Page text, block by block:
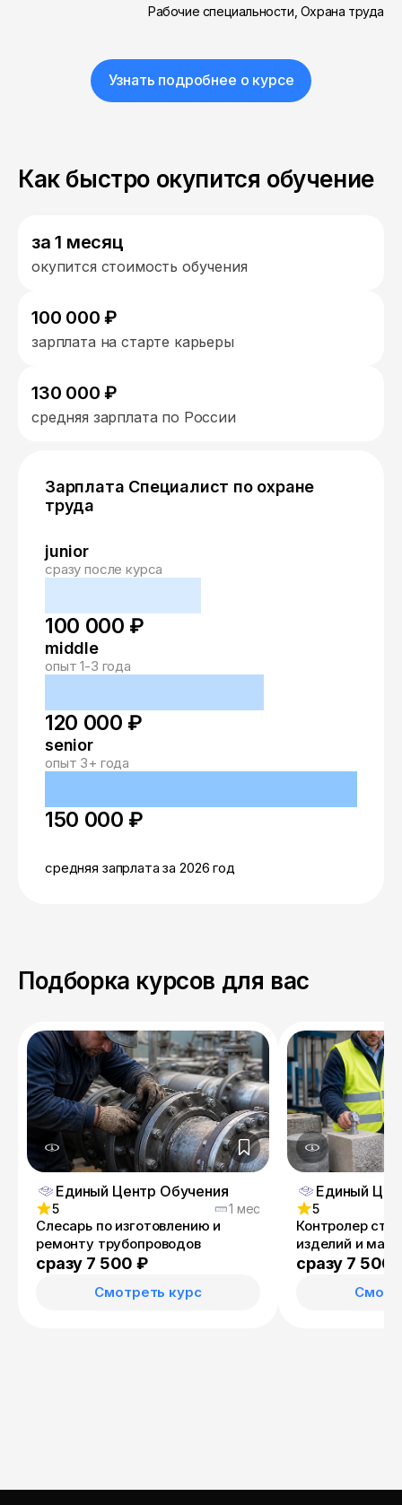
Рабочие специальности, Охрана труда
Узнать подробнее о курсе
Как быстро окупится обучение
за 1 месяц
окупится стоимость обучения
100 000 ₽
зарплата на старте карьеры
130 000 ₽
средняя зарплата по России
Зарплата Специалист по охране
труда
junior
сразу после курса
100 000 ₽
middle
опыт 1-3 года
120 000 ₽
senior
опыт 3+ года
150 000 ₽
средняя запрлата за 2026 год
Подборка курсов для вас
Единый Центр Обучения
5 1 мес
Слесарь по изготовлению и
ремонту трубопроводов
сразу 7 500 ₽
Смотреть курс
Единый
5
Контролер
изделий и
сразу 7 500